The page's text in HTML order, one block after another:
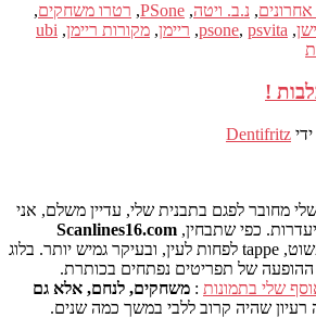
, נ.ב. ויטה,
PSone
, רטרו משחקים,
,
psone, psvita
, ריימן, מקורות ריימן,
ubi
Dentifritz
מחובר לפגם בתבנית שלי, עדיין משלם, אני
כפי שתבחין, Scanlines16.com
, עם עיצוב פשוט, tappe לפחות לעין, ובעיקר גמיש יותר. בלוג
ההופעה של תפריטים נפתחים בכותרת.
שלי בתמונות : משחקים, לנחם, אלא גם
רעיון שהיה קרוב ללבי במשך כמה שנים.